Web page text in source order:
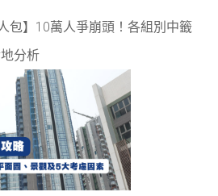
包】10萬人爭崩頭！各組別中籤
分析